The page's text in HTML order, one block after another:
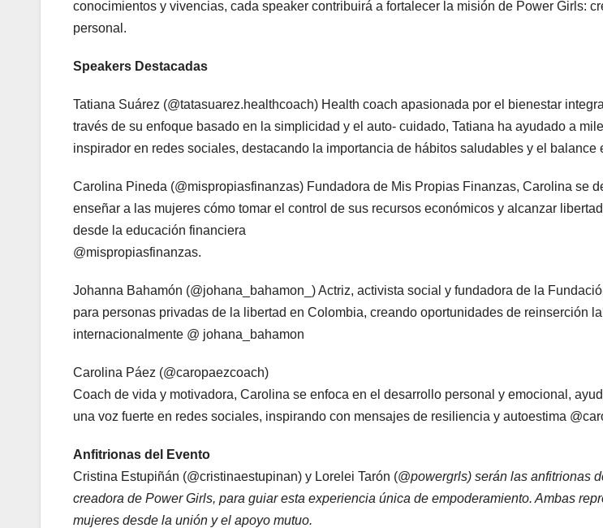
conocimientos y vivencias, cada speaker contribuirá a fortalecer la misión de Power Girls:
personal.
Speakers Destacadas
Tatiana Suárez (@tatasuarez.healthcoach) Health coach apasionada por el bienestar
través de su enfoque basado en la simplicidad y el auto- cuidado, Tatiana ha ayudado a
inspirador en redes sociales, destacando la importancia de hábitos saludables y el balance
Carolina Pineda (@mispropiasfinanzas) Fundadora de Mis Propias Finanzas, Carolina se
enseñar a las mujeres cómo tomar el control de sus recursos económicos y alcanzar
desde la educación financiera
@mispropiasfinanzas.
Johanna Bahamón (@johana_bahamon_) Actriz, activista social y fundadora de la
para personas privadas de la libertad en Colombia, creando oportunidades de reinserción
internacionalmente @ johana_bahamon
Carolina Páez (@caropaezcoach)
Coach de vida y motivadora, Carolina se enfoca en el desarrollo personal y emocional,
una voz fuerte en redes sociales, inspirando con mensajes de resiliencia y autoestima
Anfitrionas del Evento
Cristina Estupiñán (@cristinaestupinan) y Lorelei Tarón (@powergrls) serán las anfitrionas
creadora de Power Girls, para guiar esta experiencia única de empoderamiento. Ambas
mujeres desde la unión y el apoyo mutuo.